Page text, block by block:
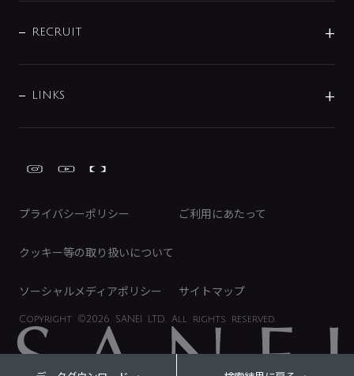
Copyright ©2026 SANEI LTD. All rights reserved.
プライバシーポリシー ご利用にあたって
クッキー等の取り扱いについて
ソーシャルメディアポリシー サイトマップ
バス・空調周辺用品
トイレ周辺用品
事業所案内
データダウンロード
みらいエコ住宅2026事業
IRニュース
IRライブラリ
電子公告
RECRUIT
募集要項
LINKS